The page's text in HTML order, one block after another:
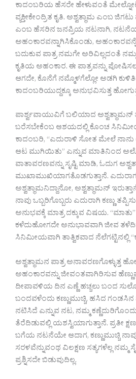
ಕಾದಂಬರಿಯ ಹೆಸರೇ ಹೇಳುವಂತೆ
ವ್ಯಕ್ತೀಕೇಂದ್ರಿತ ಕೃತಿ. ಅಶ್ವತ್ಥಾಮ ಎಂಬ
ಎಂಬ ಹೆಸರಿನ ಜನಪ್ರಿಯ ನಟನಾಗಿ,
ಅಹಂಕಾರವನ್ನಾಗಿಸಿಕೊಂಡು,
ಬದುಕುವ ಪಾತ್ರ ನಮಗೇ ಅರಿವಿಲ್ಲದಂತೆ
ಕೃತಿಯ ಅಹಂಕಾರ. ಈ ಪಾತ್ರವನ್ನು
ಆಗದೇ, ಕೊನೆಗೆ ನಮ್ಮೊಳಗೆಲ್ಲೋ ಅಡಗಿ
ಕಾದಂಬರಿಯುದ್ದಕ್ಕೂ ಅನುಭವಿಸುತ್ತ
ಪಾರ್ಶ್ವವಾಯುವಿಗೆ ಬಲಿಯಾದ ಅಶ್ವತ್ಥಾಮನ್
ಬರೆಸಬೇಕೆಂಬ ಆಶಯದಲ್ಲಿ ಕೊಂಚ
ಕಾದಂಬರಿ, “ಎದುರಾಳಿ ಸೋತ ಮೇಲೆ
ಆಟ ಮುಗಿಯಿತು” ಎನ್ನುವ ಮಾತಿನಿಂದ
ವಾತಾವರಣವನ್ನು ಸೃಷ್ಟಿ ಮಾಡಿ, ಓದುಗ
ಮುಖಾಮುಖಿಯಾಗತೊಡಗುತ್ತಾನೆ.
ಅಶ್ವತ್ಥಾಮನಿದ್ದಾನೋ, ಅಶ್ವತ್ಥಾಮನ್
ನಾವು ಒಬ್ಬರಿಗೊಬ್ಬರು ಎದುರಾಗಿ ಕಣ್ಣು
ಅನುಭವಕ್ಕೆ ಮಾತ್ರ ದಕ್ಕುವ ವಿಷಯ.
ಕಳೆದುಹೋಗದೇ ಅನುಭಾವವಾಗಿ ಜೀವ
ಸಿನಿಮೀಯವಾಗಿ ತಾತ್ವಿಕವಾದ ನೆಲೆಗಟ್ಟಿನಲ್ಲಿ
ಅಶ್ವತ್ಥಾಮನ ಪಾತ್ರ ಅನಾವರಣಗೊಳ್ಳುತ್ತ
ಅಹಂಕಾರವನ್ನು ಜೀವಂತವಾಗಿರಿಸುವ
ದೀಪಾವಳಿಯ ದಿನ ಎಣ್ಣೆ ಹಚ್ಚಲು ಬಂದ
ಬಂದವಳೆಂದು ಕಣ್ಣುಮುಚ್ಚಿ, ಹಸಿದ ಗಂಡಸಿನ
ನಟಿಸಿದೆ ಎನ್ನುವ ನಟ, ನಮ್ಮ
ತೆರೆದಿಡುವಲ್ಲಿ ಯಶಸ್ವಿಯಾಗುತ್ತಾನೆ. ಪ್ರತೀ
ಬಗೆಯ ನಟನೆಯೇ ಆದಾಗ, ಕಣ್ಣುಮುಚ್ಚಿ
ಸರಳವೆನ್ನುವಂಥ ವಿಲಕ್ಷಣ ಸತ್ಯಗಳೆಲ್ಲ ನಮ್ಮ
ಪ್ರಶ್ನಿಸದೇ ಬಿಡುವುದಿಲ್ಲ.